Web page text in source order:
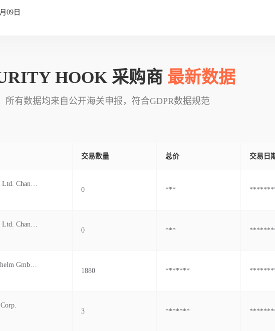
09日
HOOK 采购商 最新数据
所有数据均来自公开海关申报，符合GDPR数据规范
交易数量 总价 交易日
Campvalley Global Ltd. Changed From
0 ***
Campvalley Global Ltd. Changed From
0 ***
Fwf Friederich Wilhelm Gmbh & Co.kg
1880 *******
3 *******